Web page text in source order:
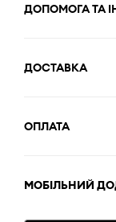
ДОПОМОГА ТА
ДОСТАВКА
ОПЛАТА
МОБІЛЬНИЙ